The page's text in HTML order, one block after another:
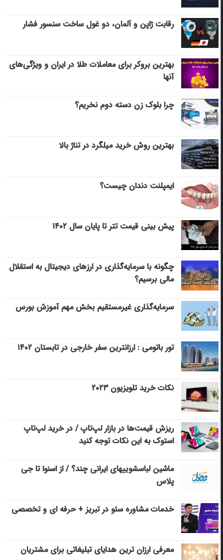
رقابت ژاپن و آلمان، دو غول ساخت سنسور فشار
بهترین بروکر برای معاملات طلا در ایران و ویژگی‌های
آنها
چرا بلوک زن دسته دوم نخریم؟
بهترین روش خرید میلگرد در تناژ بالا
ایمپلنت دندان چیست؟
پیش بینی قیمت تتر تا پایان سال ۱۴۰۲
چگونه با سرمایه‌گذاری در ارزهای دیجیتال به استقلال
مالی برسیم؟
سرمایه‌گذاری غیرمستقیم بخش مهم آموزش بورس
تور باتومی : ارزانترین سفر خارجی در تابستان ۱۴۰۲
نکات خرید تلویزیون ۲۰۲۳
ریزش قیمت‌ها در بازار لپ‌تاپ / در خرید لپ‌تاپ
استوک به این نکات توجه کنید
ماشین لباسشویی‎های ایرانی چند؟ / از اسنوا تا جی
پلاس
خدمات مشاوره سئو در تبریز + حرفه ای و تخصصی
معرفی ارزان ترین هدایای تبلیغاتی برای مشتریان